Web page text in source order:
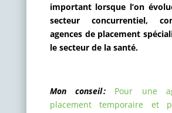
important lorsque l’on
secteur concurrentiel,
agences de placement
le secteur de la santé.
Mon conseil :
Pour une
placement temporaire et